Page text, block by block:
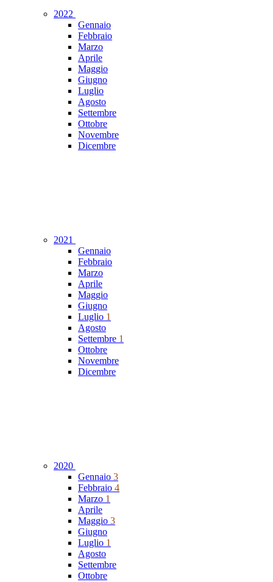
2022
Gennaio
Febbraio
Marzo
Aprile
Maggio
Giugno
Luglio
Agosto
Settembre
Ottobre
Novembre
Dicembre
2021
Gennaio
Febbraio
Marzo
Aprile
Maggio
Giugno
Luglio 1
Agosto
Settembre 1
Ottobre
Novembre
Dicembre
2020
Gennaio 3
Febbraio 4
Marzo 1
Aprile
Maggio 3
Giugno
Luglio 1
Agosto
Settembre
Ottobre